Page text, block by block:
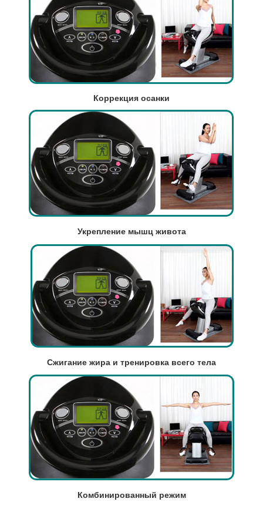
Коррекция осанки
Укрепление мышц живота
Сжигание жира и тренировка всего тела
Комбинированный режим